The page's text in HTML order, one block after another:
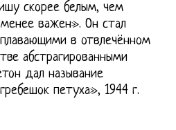
скорее белым, чем
важен». Он стал
в отвлечённом
абстрагированными
дал называние
петуха», 1944 г.